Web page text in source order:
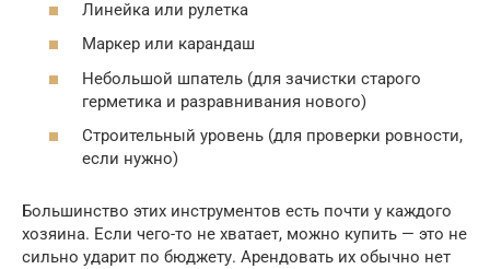
Линейка или рулетка
Маркер или карандаш
Небольшой шпатель (для зачистки старого
герметика и разравнивания нового)
Строительный уровень (для проверки ровности,
если нужно)
Большинство этих инструментов есть почти у каждого
хозяина. Если чего-то не хватает, можно купить — это не
сильно ударит по бюджету. Арендовать их обычно нет